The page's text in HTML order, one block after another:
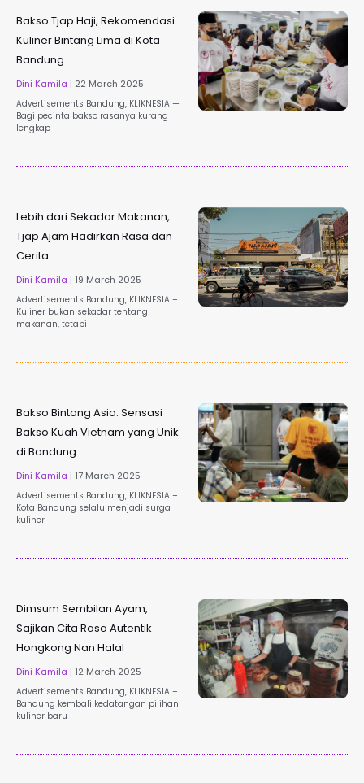
Bakso Tjap Haji, Rekomendasi
Kuliner Bintang Lima di Kota
Bandung
Dini Kamila 22 March 2025
Advertisements Bandung, KLIKNESIA —
Bagi pecinta bakso rasanya kurang
lengkap
Lebih dari Sekadar Makanan,
Tjap Ajam Hadirkan Rasa dan
Cerita
Dini Kamila 19 March 2025
Advertisements Bandung, KLIKNESIA –
Kuliner bukan sekadar tentang
makanan, tetapi
Bakso Bintang Asia: Sensasi
Bakso Kuah Vietnam yang Unik
di Bandung
Dini Kamila 17 March 2025
Advertisements Bandung, KLIKNESIA –
Kota Bandung selalu menjadi surga
kuliner
Dimsum Sembilan Ayam,
Sajikan Cita Rasa Autentik
Hongkong Nan Halal
Dini Kamila 12 March 2025
Advertisements Bandung, KLIKNESIA –
Bandung kembali kedatangan pilihan
kuliner baru